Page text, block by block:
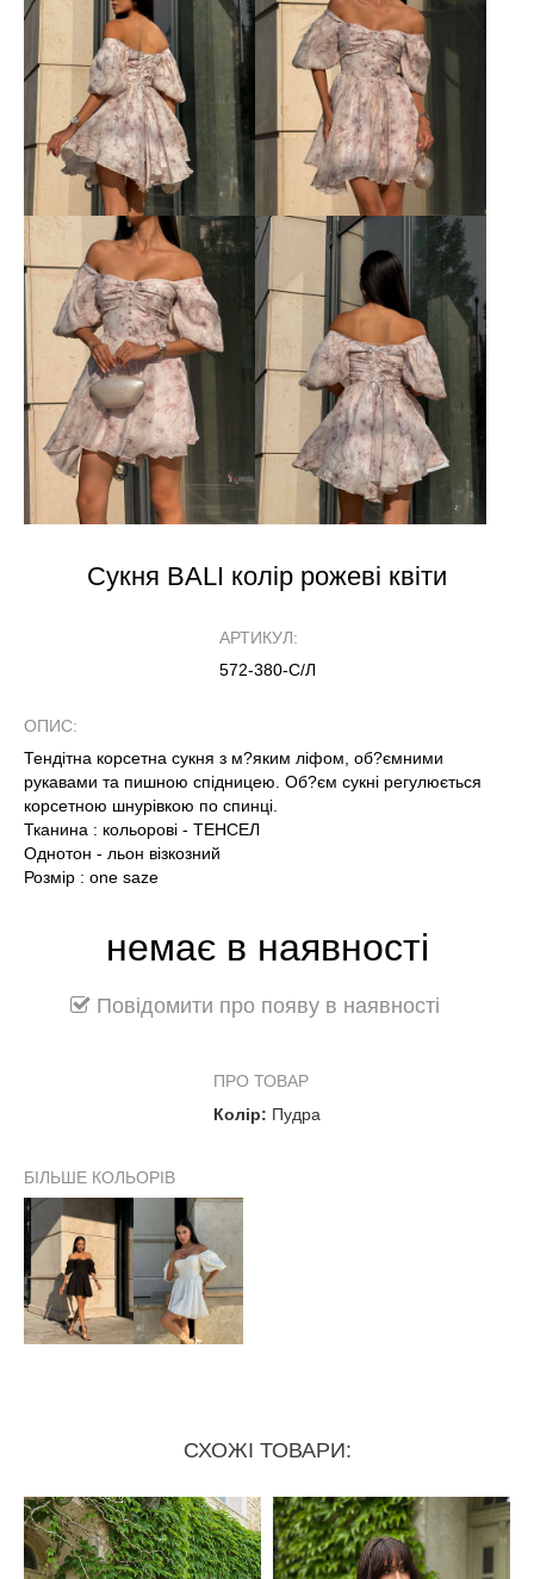
Сукня BALI колір рожеві квіти
АРТИКУЛ:
572-380-С/Л
ОПИС:
Тендітна корсетна сукня з м?яким ліфом, об?ємними
рукавами та пишною спідницею. Об?єм сукні регулюється
корсетною шнурівкою по спинці.
Тканина : кольорові - ТЕНСЕЛ
Однотон - льон візкозний
Розмір : one saze
немає в наявності
Повідомити про появу в наявності
ПРО ТОВАР
Колір: Пудра
БІЛЬШЕ КОЛЬОРІВ
СХОЖІ ТОВАРИ: